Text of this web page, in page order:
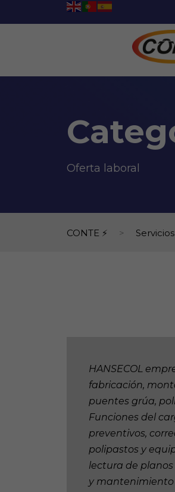
Oferta laboral
CONTE ⚡ > Servicios
HANSECOL
fabricación,
puentes grúa,
Funciones del
preventivos,
polipastos y
lectura de
y mantenimiento